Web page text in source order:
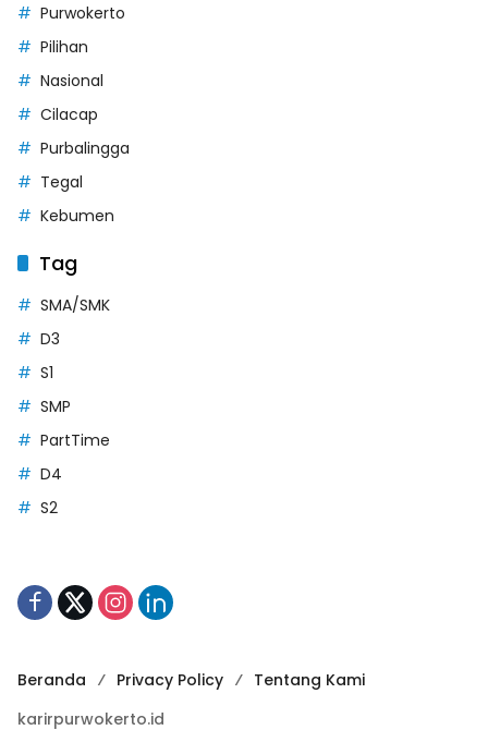
Purwokerto
Pilihan
Nasional
Cilacap
Purbalingga
Tegal
Kebumen
Tag
SMA/SMK
D3
S1
SMP
PartTime
D4
S2
Beranda Privacy Policy
Tentang Kami
karirpurwokerto.id